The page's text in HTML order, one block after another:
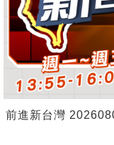
前進新台灣